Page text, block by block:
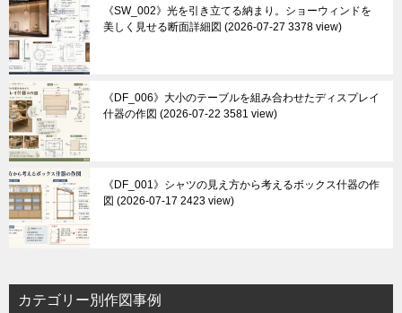
《SW_002》光を引き立てる納まり。ショーウィンドを
美しく見せる断面詳細図
2026-07-27 3378 view
《DF_006》大小のテーブルを組み合わせたディスプレイ
什器の作図
2026-07-22 3581 view
《DF_001》シャツの見え方から考えるボックス什器の作
図
2026-07-17 2423 view
カテゴリー別作図事例